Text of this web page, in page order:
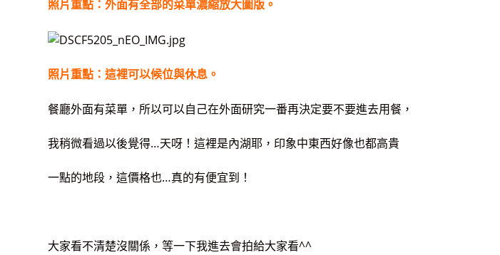
照片重點：外面有全部的菜單濃縮放大圖版。
照片重點：這裡可以候位與休息。
餐廳外面有菜單，所以可以自己在外面研究一番再決定要不要進去用餐，
我稍微看過以後覺得…天呀！這裡是內湖耶，印象中東西好像也都高貴
一點的地段，這價格也…真的有便宜到！
大家看不清楚沒關係，等一下我進去會拍給大家看^^